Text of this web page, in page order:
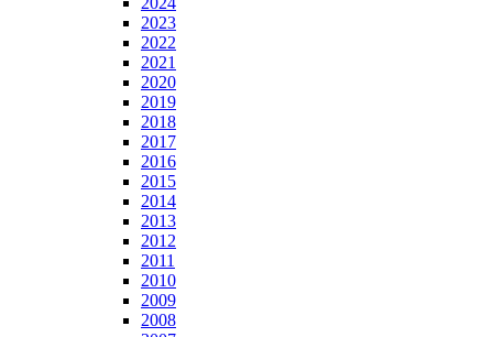
2023
2022
2021
2020
2019
2018
2017
2016
2015
2014
2013
2012
2011
2010
2009
2008